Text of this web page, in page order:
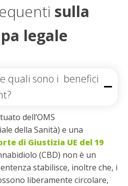
sulla
legale
quali sono i benefici
dell’OMS
della Sanità) e una
di Giustizia UE del 19
(CBD) non è un
stabilisce, inoltre che, i
liberamente circolare,